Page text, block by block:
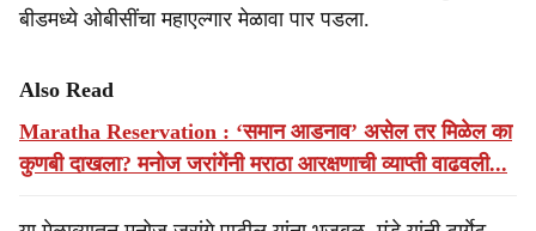
बीडमध्ये ओबीसींचा महाएल्गार मेळावा पार पडला.
Also Read
Maratha Reservation : ‘समान आडनाव’ असेल तर मिळेल का
कुणबी दाखला? मनोज जरांगेंनी मराठा आरक्षणाची व्याप्ती वाढवली...